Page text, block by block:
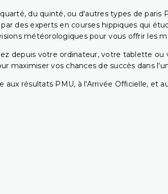
du quinté, ou d'autres types de paris
des experts en courses hippiques qui
météorologiques pour vous offrir les
depuis votre ordinateur, votre tablette
vos chances de succès dans
résultats PMU, à l'Arrivée Officielle, et